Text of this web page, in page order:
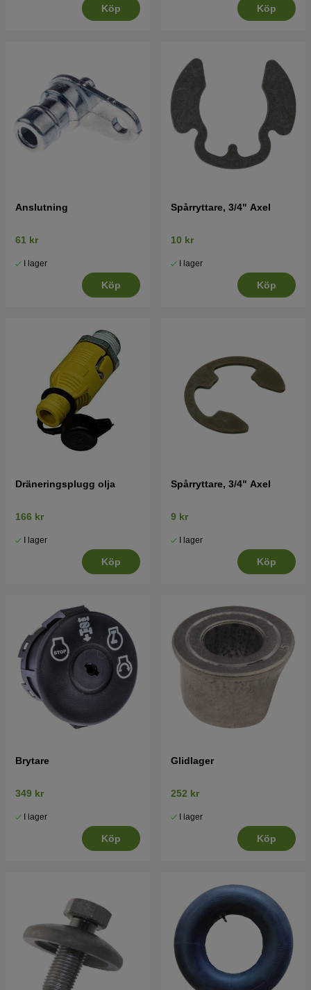
Köp Köp
Anslutning
61 kr
I lager
Köp
Spårryttare, 3/4" Axel
10 kr
I lager
Köp
Dräneringsplugg olja
166 kr
I lager
Köp
Spårryttare, 3/4" Axel
9 kr
I lager
Köp
Brytare
349 kr
I lager
Köp
Glidlager
252 kr
I lager
Köp